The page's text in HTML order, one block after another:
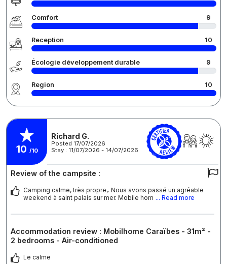
Comfort 9
Reception 10
Écologie développement durable 9
Region 10
10 /10
Richard G.
Posted 17/07/2026
Stay : 11/07/2026 - 14/07/2026
Review of the campsite :
Camping calme, très propre,. Nous avons passé un agréable
weekend à saint palais sur mer. Mobile hom ... Read more
Accommodation review : Mobilhome Caraïbes - 31m² -
2 bedrooms - Air-conditioned
Le calme